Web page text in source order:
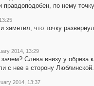
правдоподобен, по нему
заметил, что точку
2014, 13:29
зачем? Слева внизу у
с нее в сторону Люблинской.
2014, 13:37